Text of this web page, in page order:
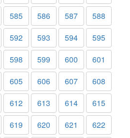
585 586 587
588
592 593 594
595
598 599 600
601
605 606 607
608
612 613 614
615
619 620 621
622